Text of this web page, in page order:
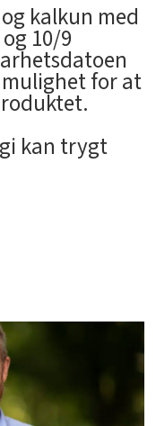
kalkun med
10/9
for at
kan trygt